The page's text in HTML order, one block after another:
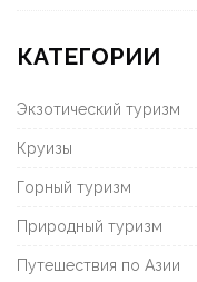
КАТЕГОРИИ
Экзотический туризм
Круизы
Горный туризм
Природный туризм
Путешествия по Азии